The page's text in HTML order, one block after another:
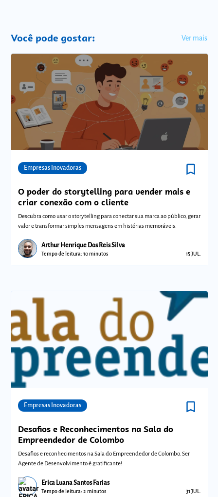
Você pode gostar: Ver mais
Empresas Inovadoras bookmark_border
O poder do storytelling para vender mais e
criar conexão com o cliente
Descubra como usar o storytelling para conectar sua marca ao público, gerar
valor e transformar simples mensagens em histórias memoráveis.
Arthur Henrique Dos Reis Silva
Tempo de leitura: 10 minutos 15 JUL.
Empresas Inovadoras bookmark_border
Desafios e Reconhecimentos na Sala do
Empreendedor de Colombo
Desafios e reconhecimentos na Sala do Empreendedor de Colombo. Ser
Agente de Desenvolvimento é gratificante!
Erica Luana Santos Farias
Tempo de leitura: 2 minutos 31 JUL.